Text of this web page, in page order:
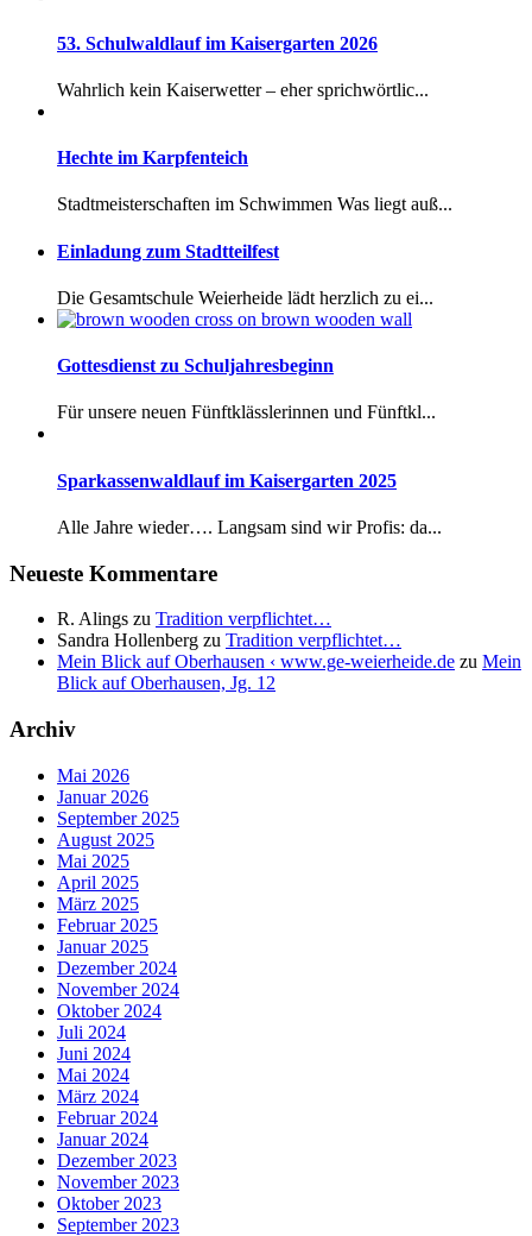
53. Schulwaldlauf im Kaisergarten 2026
Wahrlich kein Kaiserwetter – eher sprichwörtlic...
Hechte im Karpfenteich
Stadtmeisterschaften im Schwimmen Was liegt auß...
Einladung zum Stadtteilfest
Die Gesamtschule Weierheide lädt herzlich zu ei...
Gottesdienst zu Schuljahresbeginn
Für unsere neuen Fünftklässlerinnen und Fünftkl...
Sparkassenwaldlauf im Kaisergarten 2025
Alle Jahre wieder…. Langsam sind wir Profis: da...
Neueste Kommentare
R. Alings zu Tradition verpflichtet…
Sandra Hollenberg zu Tradition verpflichtet…
Mein Blick auf Oberhausen ‹ www.ge-weierheide.de zu Mein
Blick auf Oberhausen, Jg. 12
Archiv
Mai 2026
Januar 2026
September 2025
August 2025
Mai 2025
April 2025
März 2025
Februar 2025
Januar 2025
Dezember 2024
November 2024
Oktober 2024
Juli 2024
Juni 2024
Mai 2024
März 2024
Februar 2024
Januar 2024
Dezember 2023
November 2023
Oktober 2023
September 2023